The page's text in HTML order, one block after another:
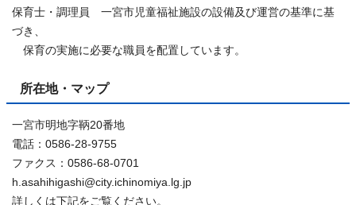
保育士・調理員 一宮市児童福祉施設の設備及び運営の基準に基
づき、
保育の実施に必要な職員を配置しています。
所在地・マップ
一宮市明地字鞆20番地
電話：0586-28-9755
ファクス：0586-68-0701
h.asahihigashi@city.ichinomiya.lg.jp
詳しくは下記をご覧ください。